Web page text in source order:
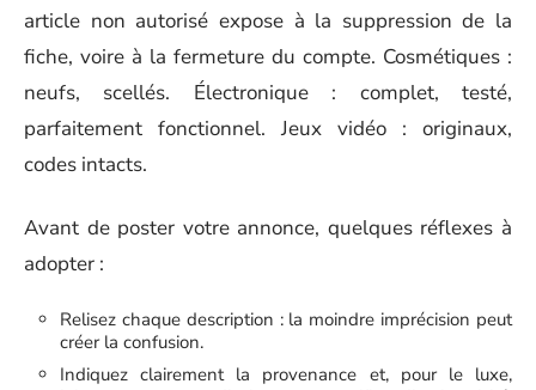
article non autorisé expose à la suppression de la
fiche, voire à la fermeture du compte. Cosmétiques :
neufs, scellés. Électronique : complet, testé,
parfaitement fonctionnel. Jeux vidéo : originaux,
codes intacts.
Avant de poster votre annonce, quelques réflexes à
adopter :
Relisez chaque description : la moindre imprécision peut
créer la confusion.
Indiquez clairement la provenance et, pour le luxe,